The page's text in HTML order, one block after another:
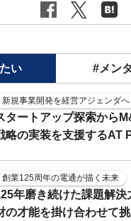
い #メン
新規事業開発を経営アジェンダへ
タートアップ探索から
略の実装を支援するAT
創業125周年の電通が描く未来
年磨き続けた課題解決
の才能を掛け合わせて